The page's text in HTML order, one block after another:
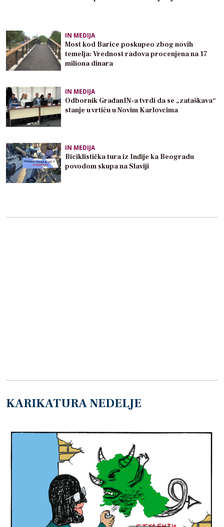
IN MEDIJA
Most kod Barice poskupeo zbog novih
temelja: Vrednost radova procenjena na 17
miliona dinara
IN MEDIJA
Odbornik GrađanIN-a tvrdi da se „zataškava“
stanje u vrtiću u Novim Karlovcima
IN MEDIJA
Biciklistička tura iz Inđije ka Beogradu
povodom skupa na Slaviji
KARIKATURA NEDELJE